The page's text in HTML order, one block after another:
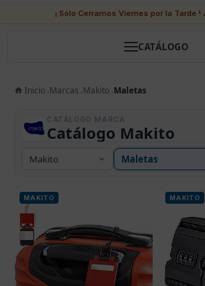
¡ Sólo Cerramos Viernes por la Tarde
CATÁLOGO
Inicio Marcas Makito Maletas
CATÁLOGO MARCA
Catálogo Makito
MAKITO MAKITO